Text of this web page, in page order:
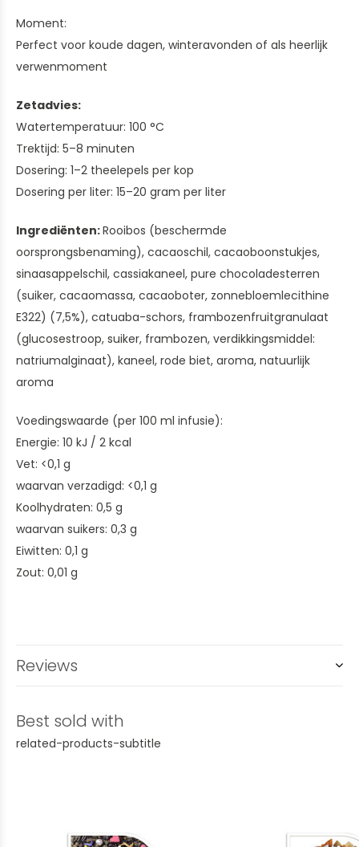
Moment:
Perfect voor koude dagen, winteravonden of als heerlijk
verwenmoment
Zetadvies:
Watertemperatuur: 100 °C
Trektijd: 5–8 minuten
Dosering: 1–2 theelepels per kop
Dosering per liter: 15–20 gram per liter
Ingrediënten:Rooibos (beschermde
oorsprongsbenaming), cacaoschil, cacaoboonstukjes,
sinaasappelschil, cassiakaneel, pure chocoladesterren
(suiker, cacaomassa, cacaoboter, zonnebloemlecithine
E322) (7,5%), catuaba-schors, frambozenfruitgranulaat
(glucosestroop, suiker, frambozen, verdikkingsmiddel:
natriumalginaat), kaneel, rode biet, aroma, natuurlijk
aroma
Voedingswaarde (per 100 ml infusie):
Energie: 10 kJ / 2 kcal
Vet: <0,1 g
waarvan verzadigd: <0,1 g
Koolhydraten: 0,5 g
waarvan suikers: 0,3 g
Eiwitten: 0,1 g
Zout: 0,01 g
Reviews
Best sold with
related-products-subtitle